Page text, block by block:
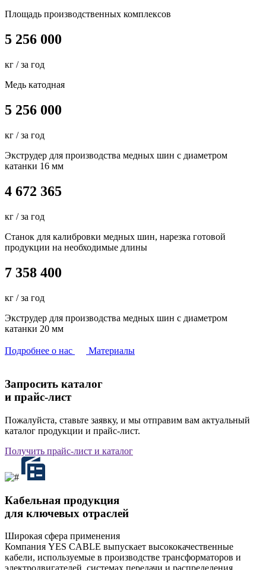
Площадь производственных комплексов
5 256 000
кг / за год
Медь катодная
5 256 000
кг / за год
Экструдер для производства медных шин с диаметром
катанки 16 мм
4 672 365
кг / за год
Станок для калибровки медных шин, нарезка готовой
продукции на необходимые длины
7 358 400
кг / за год
Экструдер для производства медных шин с диаметром
катанки 20 мм
Подробнее о нас Материалы
Запросить каталог
и прайс-лист
Пожалуйста, ставьте заявку, и мы отправим вам актуальный
каталог продукции и прайс-лист.
Получить прайс-лист и каталог
Кабельная продукция
для ключевых отраслей
Широкая сфера применения
Компания YES CABLE выпускает высококачественные
кабели, используемые в производстве трансформаторов и